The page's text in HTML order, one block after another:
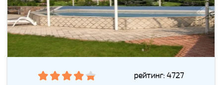
рейтинг: 4727